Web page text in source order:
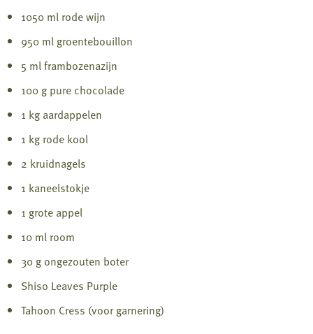
1050 ml rode wijn
950 ml groentebouillon
5 ml frambozenazijn
100 g pure chocolade
1 kg aardappelen
1 kg rode kool
2 kruidnagels
1 kaneelstokje
1 grote appel
10 ml room
30 g ongezouten boter
Shiso Leaves Purple
Tahoon Cress (voor garnering)